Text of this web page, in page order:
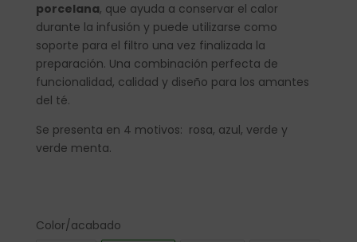
porcelana, que ayuda a conservar el calor
durante la infusión y puede utilizarse como
soporte para el filtro una vez finalizada la
preparación. Una combinación perfecta de
funcionalidad, calidad y diseño para los amantes
del té.
Se presenta en 4 motivos: rosa, azul, verde y
verde menta.
Color/acabado